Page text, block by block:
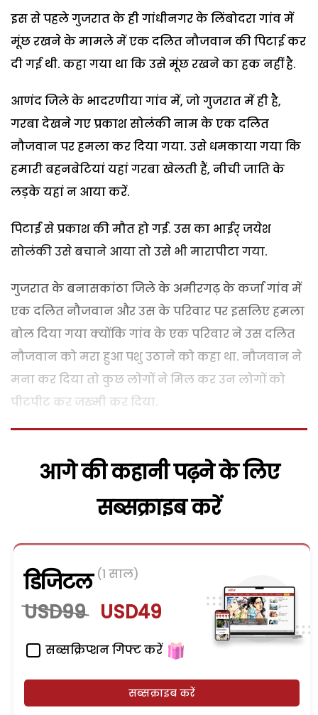
इस से पहले गुजरात के ही गांधीनगर के लिंबोदरा गांव में
मूंछ रखने के मामले में एक दलित नौजवान की पिटाई कर
दी गई थी. कहा गया था कि उसे मूंछ रखने का हक नहीं है.
आणंद जिले के भादरणीया गांव में, जो गुजरात में ही है,
गरबा देखने गए प्रकाश सोलंकी नाम के एक दलित
नौजवान पर हमला कर दिया गया. उसे धमकाया गया कि
हमारी बहनबेटियां यहां गरबा खेलती हैं, नीची जाति के
लड़के यहां न आया करें.
पिटाई से प्रकाश की मौत हो गई. उस का भाईर् जयेश
सोलंकी उसे बचाने आया तो उसे भी मारापीटा गया.
गुजरात के बनासकांठा जिले के अमीरगढ़ के कर्जा गांव में
एक दलित नौजवान और उस के परिवार पर इसलिए हमला
बोल दिया गया क्योंकि गांव के एक परिवार ने उस दलित
नौजवान को मरा हुआ पशु उठाने को कहा था. नौजवान ने
मना कर दिया तो कुछ लोगों ने मिल कर उन लोगों को
पीटपीट कर जख्मी कर दिया.
आगे की कहानी पढ़ने के लिए
सब्सक्राइब करें
डिजिटल (1 साल)
USD99 USD49
सब्सक्रिप्शन गिफ्ट करें
सब्सक्राइब करें